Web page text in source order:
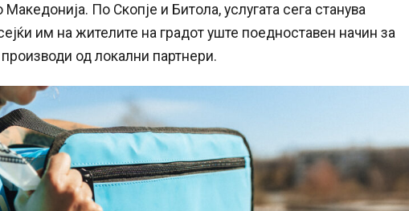
По Скопје и Битола, услугата сега станува
им на жителите на градот уште поедноставен начин за
од локални партнери.